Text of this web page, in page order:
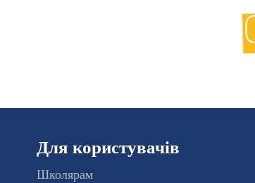
Для користувачів
Школярам